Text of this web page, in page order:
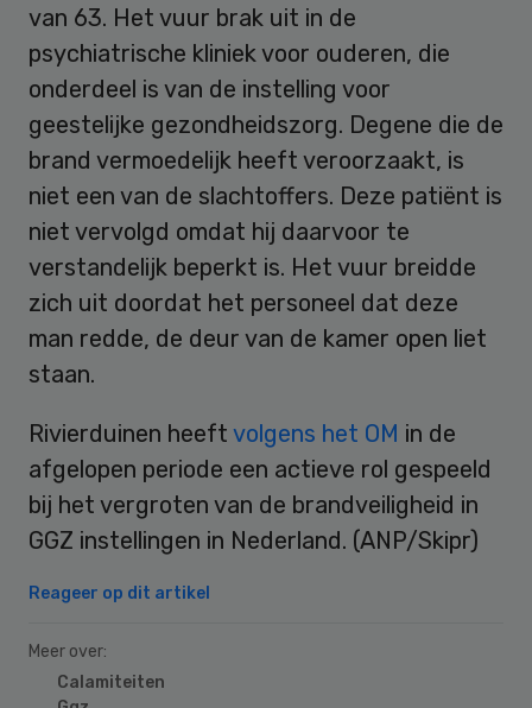
van 63. Het vuur brak uit in de
psychiatrische kliniek voor ouderen, die
onderdeel is van de instelling voor
geestelijke gezondheidszorg. Degene die de
brand vermoedelijk heeft veroorzaakt, is
niet een van de slachtoffers. Deze patiënt is
niet vervolgd omdat hij daarvoor te
verstandelijk beperkt is. Het vuur breidde
zich uit doordat het personeel dat deze
man redde, de deur van de kamer open liet
staan.
Rivierduinen heeft volgens het OM in de
afgelopen periode een actieve rol gespeeld
bij het vergroten van de brandveiligheid in
GGZ instellingen in Nederland. (ANP/Skipr)
Reageer op dit artikel
Meer over:
Calamiteiten